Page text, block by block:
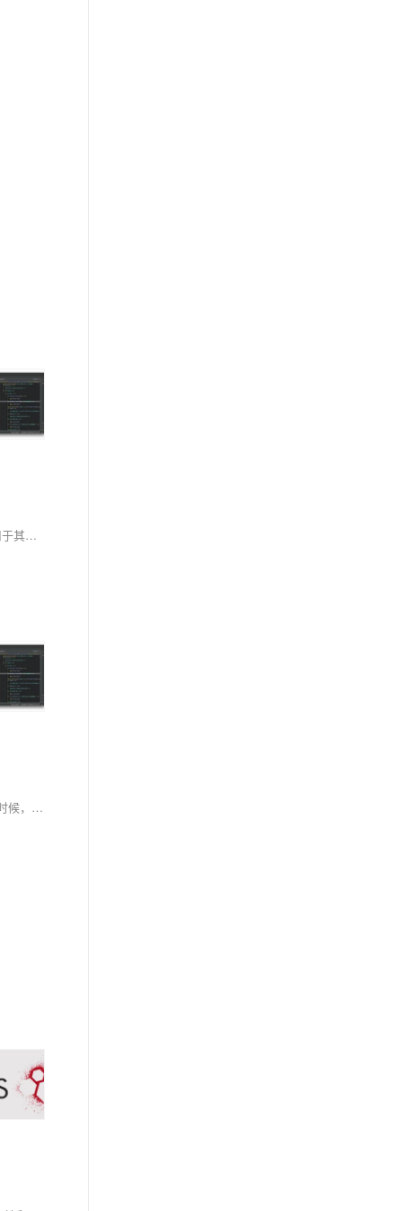
本文介绍了如何在Windows 10中通过修改注册表，将VS Code添加到右键菜单，实现右键文件、文件夹或空白处时使用VS Code打开。方法同样适用于其他程序，如Sublime Text 3。
我们在做Windows平台RTSP、RTMP播放器的时候，有这样的技术需求，特别是多路监控的时候，并不是每一路audio都需要播放出来的，所以，这时候，需要有针对音量调节的设计